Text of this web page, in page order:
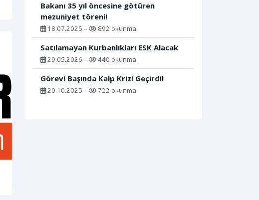
Bakanı 35 yıl öncesine götüren
mezuniyet töreni!
18.07.2025 – 892 okunma
Satılamayan Kurbanlıkları ESK Alacak
29.05.2026 – 440 okunma
Görevi Başında Kalp Krizi Geçirdi!
20.10.2025 – 722 okunma